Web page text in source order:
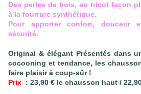
Des perles de bois, au tricot façon
à la fourrure synthétique.
Pour apporter confort, douceur
sécurité.
Original & élégant Présentés dans
cocooning et tendance, les
faire plaisir à coup-sûr !
Prix : 23,90 € le chausson haut /